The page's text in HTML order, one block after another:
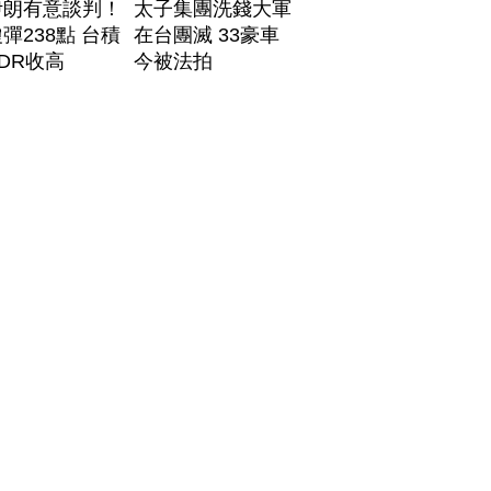
有意談判！
238點 台積
收高
太子集團洗錢大軍
在台團滅 33豪車
今被法拍